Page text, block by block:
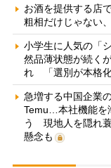
お酒を提供する店
粗相だけじゃない
小学生に人気の「
然品薄状態が続く
れ 「選別が本格化
急増する中国企業
Temu…本社機能を
う 現地人を隠れ
懸念も